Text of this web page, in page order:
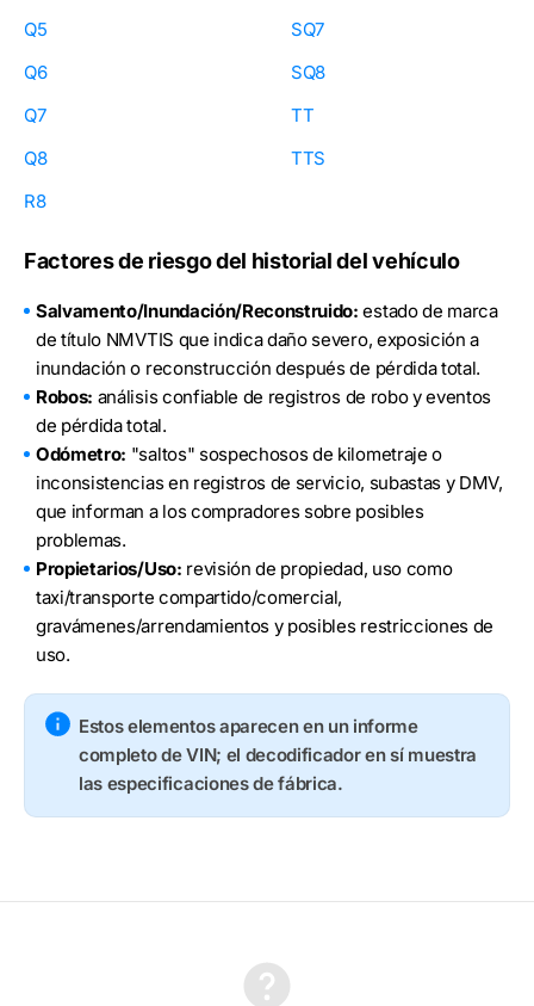
Q5
Q6
Q7
Q8
R8
SQ7
SQ8
TT
TTS
Factores de riesgo del historial del vehículo
Salvamento/Inundación/Reconstruido: estado de marca
de título NMVTIS que indica daño severo, exposición a
inundación o reconstrucción después de pérdida total.
Robos: análisis confiable de registros de robo y eventos
de pérdida total.
Odómetro: "saltos" sospechosos de kilometraje o
inconsistencias en registros de servicio, subastas y DMV,
que informan a los compradores sobre posibles
problemas.
Propietarios/Uso: revisión de propiedad, uso como
taxi/transporte compartido/comercial,
gravámenes/arrendamientos y posibles restricciones de
uso.
Estos elementos aparecen en un informe
completo de VIN; el decodificador en sí muestra
las especificaciones de fábrica.